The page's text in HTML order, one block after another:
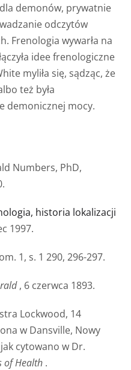
demonów, prywatnie
odczytów
Frenologia wywarła na
idee frenologiczne
myliła się, sądząc, że
też była
demonicznej mocy.
Numbers, PhD,
historia lokalizacji
1997.
1, s. 1 290, 296-297.
, 6 czerwca 1893.
Lockwood, 14
w Dansville, Nowy
cytowano w Dr.
of Health .